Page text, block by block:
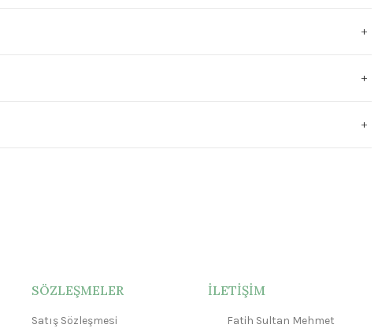
SÖZLEŞMELER
Satış Sözleşmesi
İLETİŞİM
Fatih Sultan Mehmet